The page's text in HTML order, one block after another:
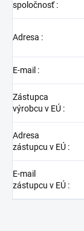
spoločnosť:
Adresa :
E-mail :
Zástupca
výrobcu v EÚ :
Adresa
zástupcu v EÚ :
E-mail
zástupcu v EÚ :